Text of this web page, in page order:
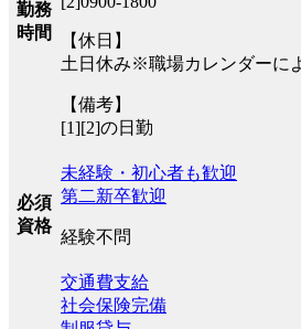
勤務
時間
【休日】
土日休み※職場カレンダーに
【備考】
[1][2]の日勤
必須
資格
未経験・初心者も歓迎
第二新卒歓迎
経験不問
交通費支給
社会保険完備